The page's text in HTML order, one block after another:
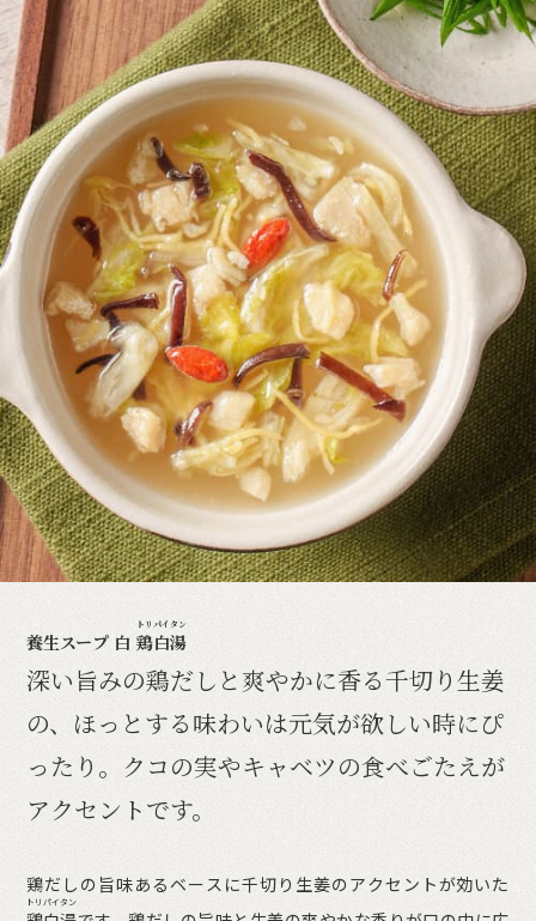
養生スープ 白鶏白湯
トリパイタン
深い旨みの鶏だしと爽やかに香る千切り生姜
の、ほっとする味わいは元気が欲しい時にぴ
ったり。 クコの実やキャベツの食べごたえが
アクセントです。
鶏だしの旨味あるベースに千切り生姜のアクセントが効いた
トリパイタン